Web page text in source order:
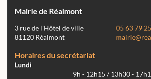
Mairie de Réalmont
3 rue de l'Hôtel de ville
81120 Réalmont
05 63 79
Horaires du secrétariat
Lundi
9h - 12h15 / 13h30 -